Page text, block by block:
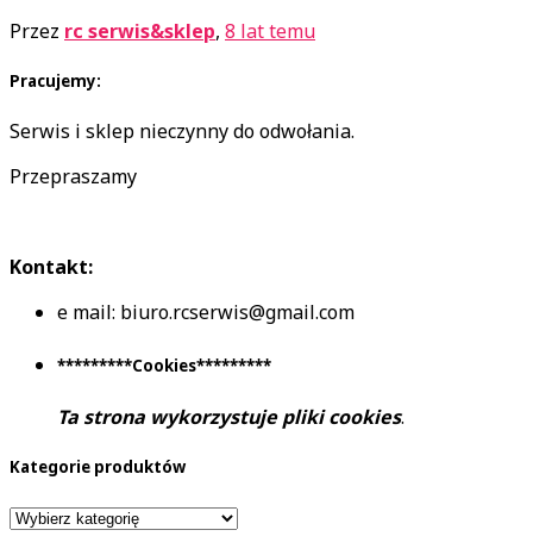
Przez rc serwis&sklep, 8 lattemu
Pracujemy:
Serwis i sklep nieczynny do odwołania.
Przepraszamy
Kontakt:
e mail: biuro.rcserwis@gmail.com
*********Cookies*********
Ta strona wykorzystuje pliki cookies.
Kategorie produktów